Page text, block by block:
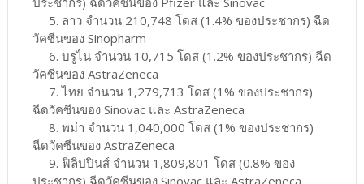
5. ลาว จำนวน 210,748 โดส (1.4% ของประชากร) ฉีด
วัคซีนของ Sinopharm
6. บรูไน จำนวน 10,715 โดส (1.2% ของประชากร) ฉีด
วัคซีนของ AstraZeneca
7. ไทย จำนวน 1,279,713 โดส (1% ของประชากร)
ฉีดวัคซีนของ Sinovac และ AstraZeneca
8. พม่า จำนวน 1,040,000 โดส (1% ของประชากร)
ฉีดวัคซีนของ AstraZeneca
9. ฟิลิปปินส์ จำนวน 1,809,801 โดส (0.8% ของ
ประชากร) ฉีดวัคซีนของ Sinovac และ AstraZeneca